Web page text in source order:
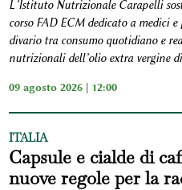
L’Istituto Nutrizionale Carapelli
corso FAD ECM dedicato a medici
divario tra consumo quotidiano e
nutrizionali dell’olio extra vergine
09 agosto 2026 | 12:00
ITALIA
Capsule e cialde di
nuove regole per la